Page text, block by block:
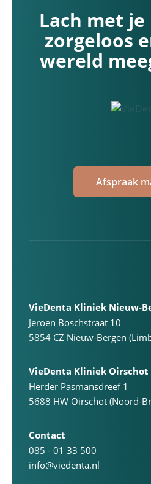
Lach met
zorgeloos
wereld
Afspraak
VieDenta Kliniek Nieuw-
Jeroen Boschstraat 10
5854 CZ Nieuw-Bergen
VieDenta Kliniek Oirschot
Herder Pasmansdreef 1
5688 HW Oirschot (Noord-
Contact
085 - 01 33 500
info@viedenta.nl